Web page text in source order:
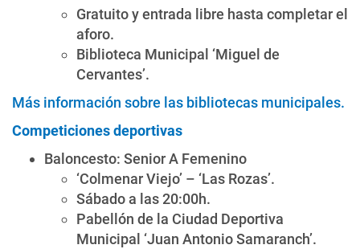
Gratuito y entrada libre hasta completar el
aforo.
Biblioteca Municipal ‘Miguel de
Cervantes’.
Más información sobre las bibliotecas municipales.
Competiciones deportivas
Baloncesto: Senior A Femenino
‘Colmenar Viejo’ – ‘Las Rozas’.
Sábado a las 20:00h.
Pabellón de la Ciudad Deportiva
Municipal ‘Juan Antonio Samaranch’.